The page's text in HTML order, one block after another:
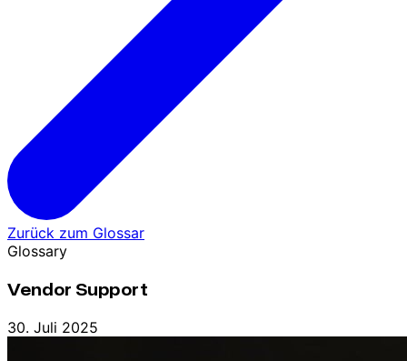
Zurück zum Glossar
Glossary
Vendor Support
30. Juli 2025